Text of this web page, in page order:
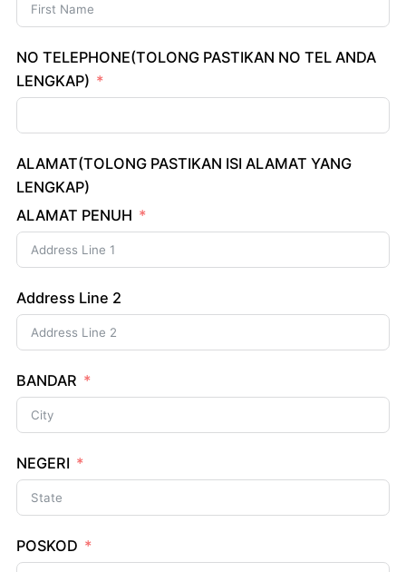
NO TELEPHONE(TOLONG PASTIKAN NO TEL ANDA
LENGKAP)
ALAMAT(TOLONG PASTIKAN ISI ALAMAT YANG
LENGKAP)
ALAMAT PENUH
Address Line 2
BANDAR
NEGERI
POSKOD